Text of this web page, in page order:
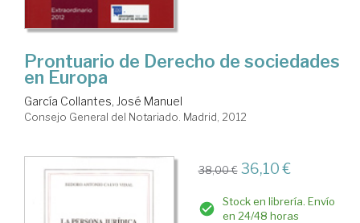
Prontuario de Derecho de sociedades
en Europa
García Collantes, José Manuel
Consejo General del Notariado. Madrid, 2012
38,00 € 36,10 €
Stock en librería. Envío
en 24/48 horas